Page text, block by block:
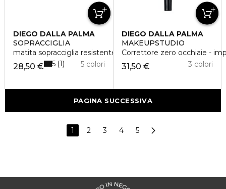
DIEGO DALLA PALMA
SOPRACCIGLIA
matita sopracciglia resistente all'acqua
28,50 € 5 colori
5 1
DIEGO DALLA PALMA
MAKEUPSTUDIO
Correttore zero occhiaie -
31,50 € 3 colori
PAGINA SUCCESSIVA
1 2 3 4 5